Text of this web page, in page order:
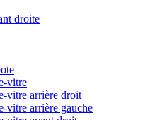
droite
vitre
vitre arrière droit
vitre arrière gauche